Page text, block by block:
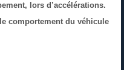
lors d’accélérations.
comportement du véhicule